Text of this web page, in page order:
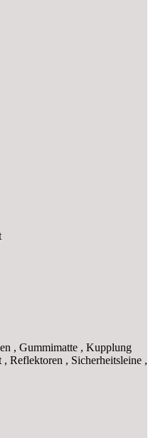
, Gummimatte , Kupplung
Reflektoren , Sicherheitsleine ,